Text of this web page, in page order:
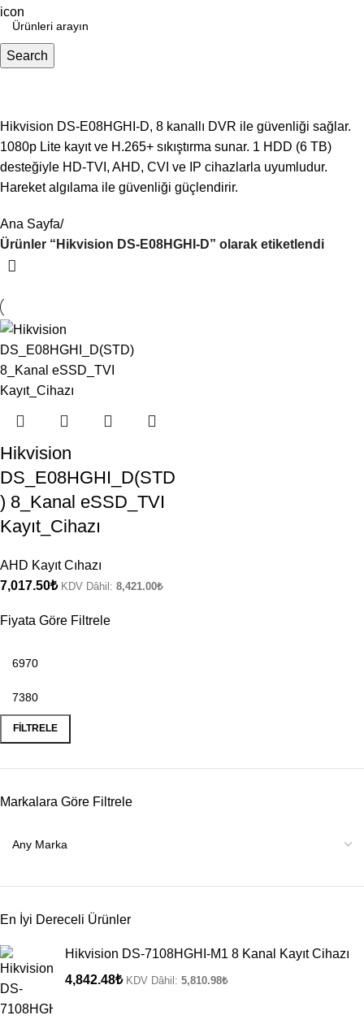
Search
Fiyata Göre Filtrele
FILTRELE
Markalara Göre Filtrele
En İyi Dereceli Ürünler
Hikvision DS-7108HGHI-M1 8 Kanal Kayıt Cihazı
4,842.48₺ KDV Dâhil: 5,810.98₺
Hikvision DS-E08HGHI-D, 8 kanallı DVR ile güvenliği sağlar.
1080p Lite kayıt ve H.265+ sıkıştırma sunar. 1 HDD (6 TB)
desteğiyle HD-TVI, AHD, CVI ve IP cihazlarla uyumludur.
Hareket algılama ile güvenliği güçlendirir.
Ana Sayfa
Ürünler “Hikvision DS-E08HGHI-D” olarak etiketlendi
Hikvision
DS_E08HGHI_D(STD
) 8_Kanal eSSD_TVI
Kayıt_Cihazı
AHD Kayıt Cıhazı
7,017.50₺ KDV Dâhil: 8,421.00₺